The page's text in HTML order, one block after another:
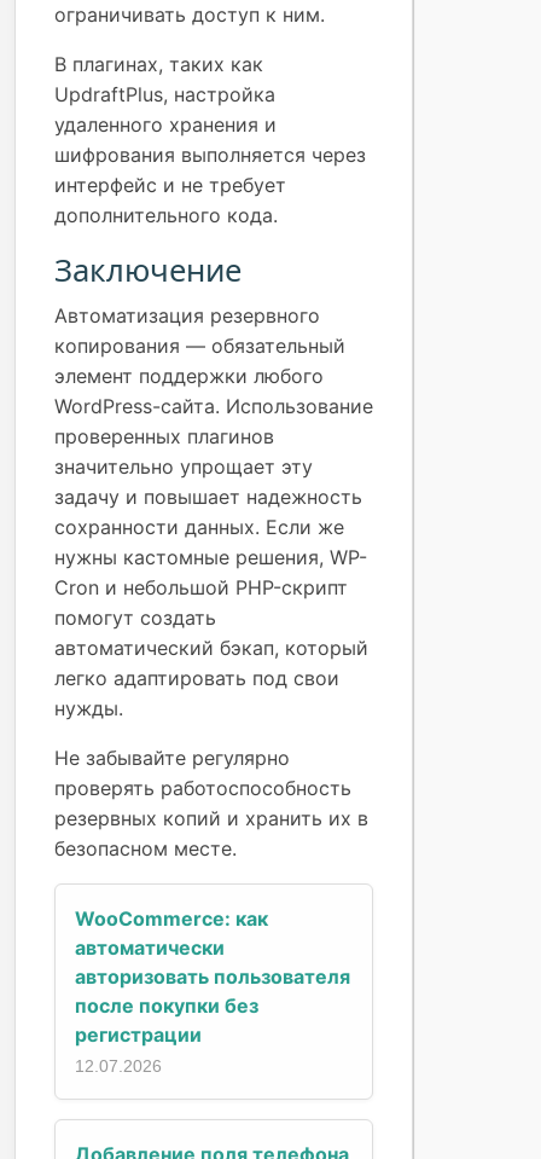
ограничивать доступ к ним.
В плагинах, таких как
UpdraftPlus, настройка
удаленного хранения и
шифрования выполняется через
интерфейс и не требует
дополнительного кода.
Заключение
Автоматизация резервного
копирования — обязательный
элемент поддержки любого
WordPress-сайта. Использование
проверенных плагинов
значительно упрощает эту
задачу и повышает надежность
сохранности данных. Если же
нужны кастомные решения, WP-
Cron и небольшой PHP-скрипт
помогут создать
автоматический бэкап, который
легко адаптировать под свои
нужды.
Не забывайте регулярно
проверять работоспособность
резервных копий и хранить их в
безопасном месте.
WooCommerce: как
автоматически
авторизовать пользователя
после покупки без
регистрации
12.07.2026